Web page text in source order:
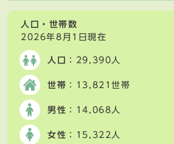
人口・世帯数
2026年8月1日現在
人口 ：29,390人
世帯 ：13,821世帯
男性 ：14,068人
女性 ：15,322人